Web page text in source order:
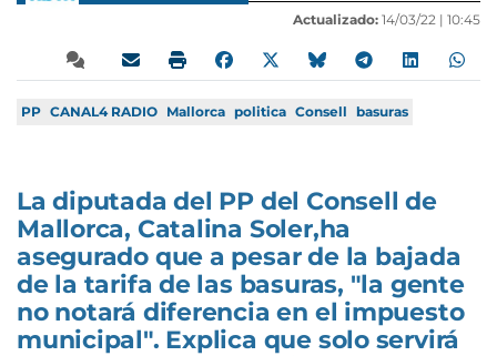
Actualizado: 14/03/22 | 10:45
PP CANAL4 RADIO Mallorca politica Consell basuras
La diputada del PP del Consell de
Mallorca, Catalina Soler,ha
asegurado que a pesar de la bajada
de la tarifa de las basuras, "la gente
no notará diferencia en el impuesto
municipal". Explica que solo servirá